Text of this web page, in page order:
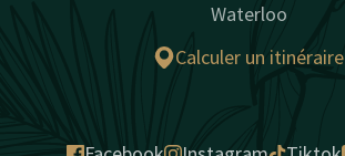
Waterloo
Calculer un itinéraire